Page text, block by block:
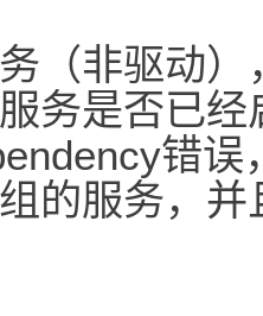
（非驱动
务是否已
错
的服务，